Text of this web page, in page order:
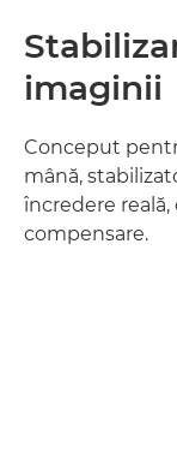
imaginii
Conceput
mână,
încredere reală,
compensare.